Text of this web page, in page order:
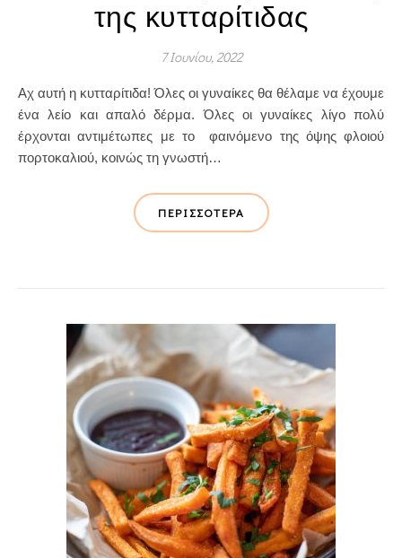
της κυτταρίτιδας
7 Ιουνίου, 2022
Αχ αυτή η κυτταρίτιδα! Όλες οι γυναίκες θα θέλαμε να έχουμε
ένα λείο και απαλό δέρμα. Όλες οι γυναίκες λίγο πολύ
έρχονται αντιμέτωπες με το φαινόμενο της όψης φλοιού
πορτοκαλιού, κοινώς τη γνωστή…
ΠΕΡΙΣΣΌΤΕΡΑ